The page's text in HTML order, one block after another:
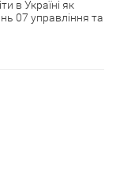
в Україні як
07 управління та